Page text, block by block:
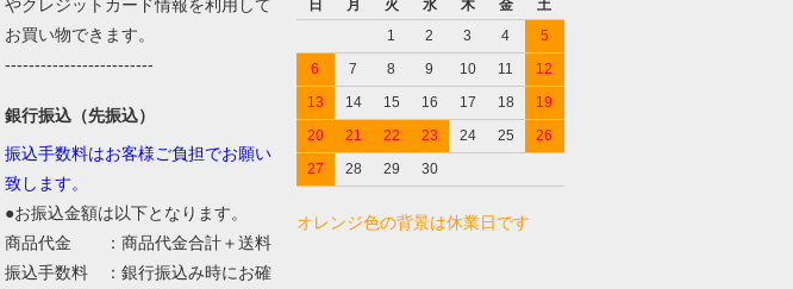
やクレジットカード情報を利用して
お買い物できます。
-------------------------
銀行振込（先振込）
振込手数料はお客様ご負担でお願い
致します。
●お振込金額は以下となります。
商品代金 ：商品代金合計＋送料
振込手数料 ：銀行振込み時にお確
日
月 火 水 木 金
土
1
2 3 4
5
6
7 8 9 10 11
12
13
14 15 16 17 18
19
20
21 22 23 24 25
26
27
28 29 30
オレンジ色の背景は休業日です